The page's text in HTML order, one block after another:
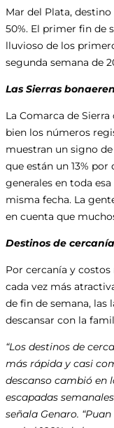
Mar del Plata,
50%. El primer fin de
lluvioso de los
segunda semana de
Las Sierras
La Comarca de
bien los números
muestran un signo
que están un 13%
generales en toda
misma fecha. La
en cuenta que
Destinos de
Por cercanía y
cada vez más
de fin de semana, las
descansar con la
“Los destinos de
más rápida y casi
descanso cambió en
escapadas
señala Genaro.